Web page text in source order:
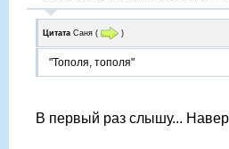
Цитата Саня ( )
"Тополя, тополя"
В первый раз слышу...